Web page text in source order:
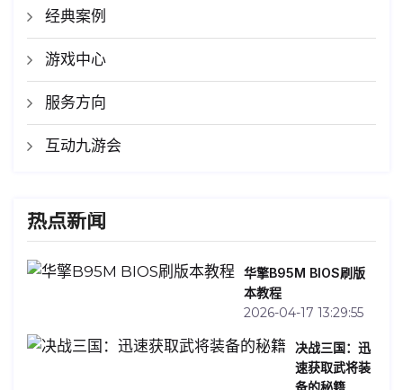
经典案例
游戏中心
服务方向
互动九游会
热点新闻
华擎B95M BIOS刷版
本教程
2026-04-17 13:29:55
决战三国：迅
速获取武将装
备的秘籍